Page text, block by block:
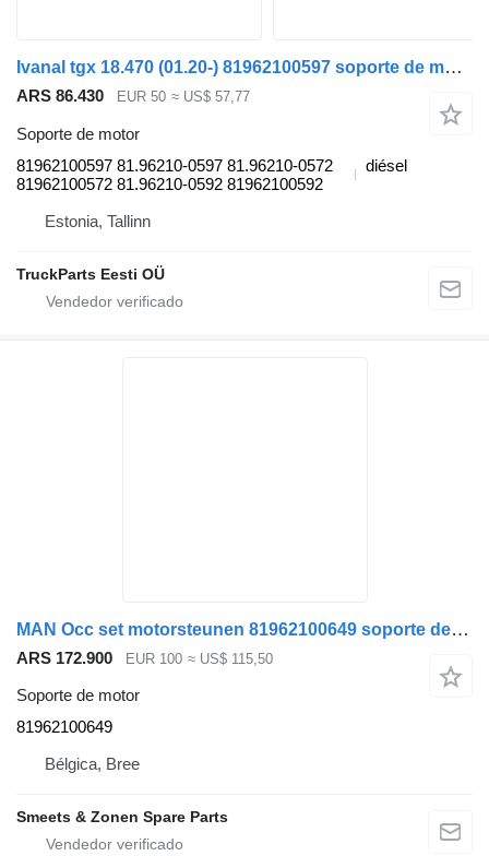
Ivanal tgx 18.470 (01.20-) 81962100597 soporte de motor para MAN TGL, TGM, TGS, TGX (2020-) cabeza tractora
ARS 86.430 EUR 50 ≈ US$ 57,77
Soporte de motor
81962100597 81.96210-0597 81.96210-0572
81962100572 81.96210-0592 81962100592
diésel
Estonia, Tallinn
TruckParts Eesti OÜ
MAN Occ set motorsteunen 81962100649 soporte de motor para camión
ARS 172.900 EUR 100 ≈ US$ 115,50
Soporte de motor
81962100649
Bélgica, Bree
Smeets & Zonen Spare Parts